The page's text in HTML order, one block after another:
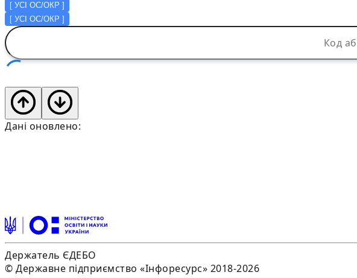
[ УСІ ОС/ОКР ]
[ УСІ ОС/ОКР ]
Дані оновлено:
Держатель ЄДЕБО
© Державне підприємство «Інфоресурс» 2018-2026